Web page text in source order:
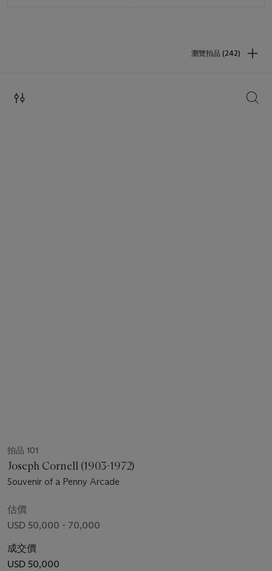
瀏覽拍品 (242)
搜索
拍品 101
Joseph Cornell (1903-1972)
Souvenir of a Penny Arcade
估價
USD 50,000 - 70,000
成交價
USD 50,000